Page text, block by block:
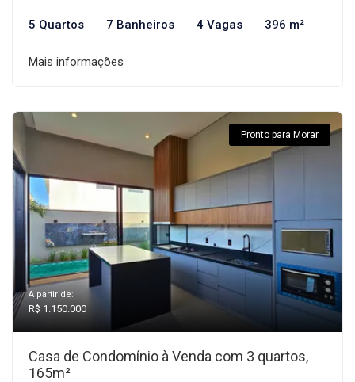
5 Quartos 7 Banheiros 4 Vagas 396 m²
Mais informações
Pronto para Morar
A partir de:
R$ 1.150.000
Casa de Condomínio à Venda com 3 quartos,
165m²